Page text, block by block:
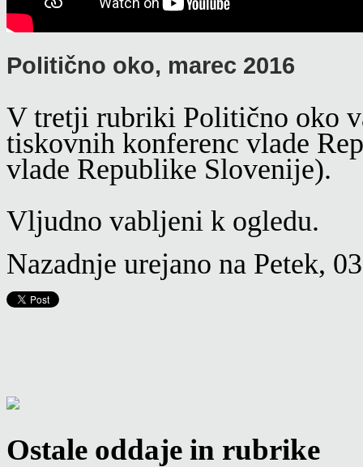
Politično oko, marec 2016
V tretji rubriki Politično oko
tiskovnih konferenc vlade
vlade Republike Slovenije).
Vljudno vabljeni k ogledu.
Nazadnje urejano na Petek,
Ostale oddaje in rubrike